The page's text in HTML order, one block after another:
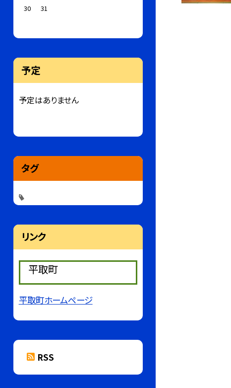
30
31
予定
予定はありません
タグ
リンク
平取町
平取町ホームページ
RSS